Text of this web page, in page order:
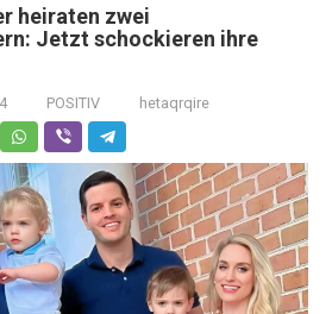
heiraten zwei
Jetzt schockieren ihre
POSITIV hetaqrqire